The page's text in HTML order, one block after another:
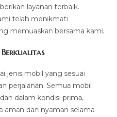
layanan terbaik.
telah menikmati
memuaskan bersama kami.
jenis mobil yang sesuai
perjalanan. Semua mobil
dalam kondisi prima,
aman dan nyaman selama